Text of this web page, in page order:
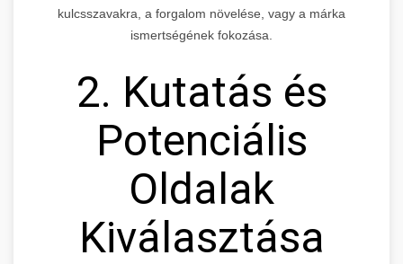
kulcsszavakra, a forgalom növelése, vagy a márka
ismertségének fokozása.
2. Kutatás és
Potenciális
Oldalak
Kiválasztása